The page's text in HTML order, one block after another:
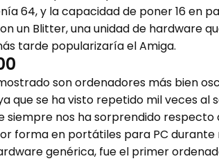
64, y la capacidad de poner 16 en
un Blitter, una unidad de hardware
tarde popularizaría el Amiga.
son ordenadores más bien
que se ha visto repetido mil veces al
siempre nos ha sorprendido
forma en portátiles para PC durante
genérica, fue el primer